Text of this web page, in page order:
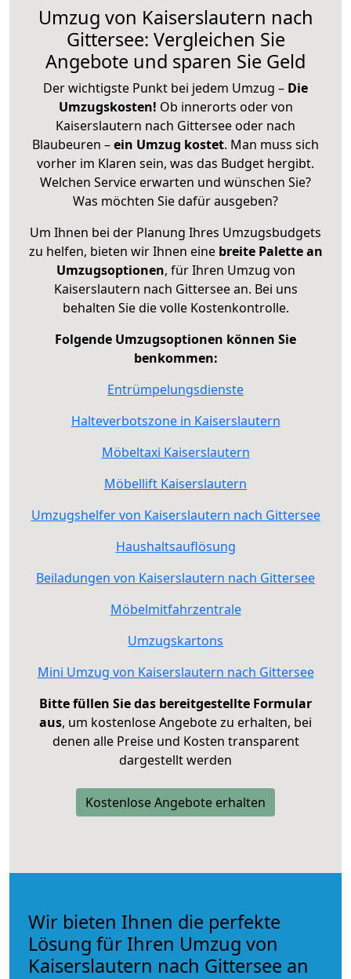
Umzug von Kaiserslautern nach
Gittersee: Vergleichen Sie
Angebote und sparen Sie Geld
Der wichtigste Punkt bei jedem Umzug – Die
Umzugskosten! Ob innerorts oder von
Kaiserslautern nach Gittersee oder nach
Blaubeuren –ein Umzug kostet. Man muss sich
vorher im Klaren sein, was das Budget hergibt.
Welchen Service erwarten und wünschen Sie?
Was möchten Sie dafür ausgeben?
Um Ihnen bei der Planung Ihres Umzugsbudgets
zu helfen, bieten wir Ihnen eine breite Palette an
Umzugsoptionen, für Ihren Umzug von
Kaiserslautern nach Gittersee an. Bei uns
behalten Sie die volle Kostenkontrolle.
Folgende Umzugsoptionen können Sie
benkommen:
Entrümpelungsdienste
Halteverbotszone in Kaiserslautern
Möbeltaxi Kaiserslautern
Möbellift Kaiserslautern
Umzugshelfer von Kaiserslautern nach Gittersee
Haushaltsauflösung
Beiladungen von Kaiserslautern nach Gittersee
Möbelmitfahrzentrale
Umzugskartons
Mini Umzug von Kaiserslautern nach Gittersee
Bitte füllen Sie das bereitgestellte Formular
aus, um kostenlose Angebote zu erhalten, bei
denen alle Preise und Kosten transparent
dargestellt werden
Kostenlose Angebote erhalten
Wir bieten Ihnen die perfekte
Lösung für Ihren Umzug von
Kaiserslautern nach Gittersee an